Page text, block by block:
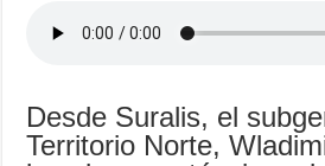
Desde Suralis, el
Territorio Norte,